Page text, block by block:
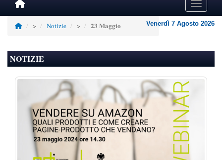
Toggle
> Notizie > 23 Maggio Venerdì 7 Agosto 2026
NOTIZIE